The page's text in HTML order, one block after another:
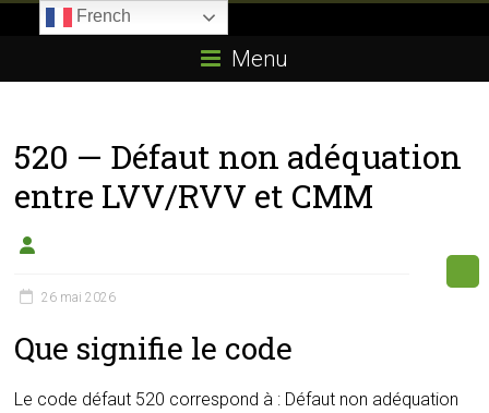
E85.com
passion
boîtier
éthanol
Menu
520 — Défaut non adéquation
entre LVV/RVV et CMM
26 mai 2026
Que signifie le code
Le code défaut 520 correspond à : Défaut non adéquation
French